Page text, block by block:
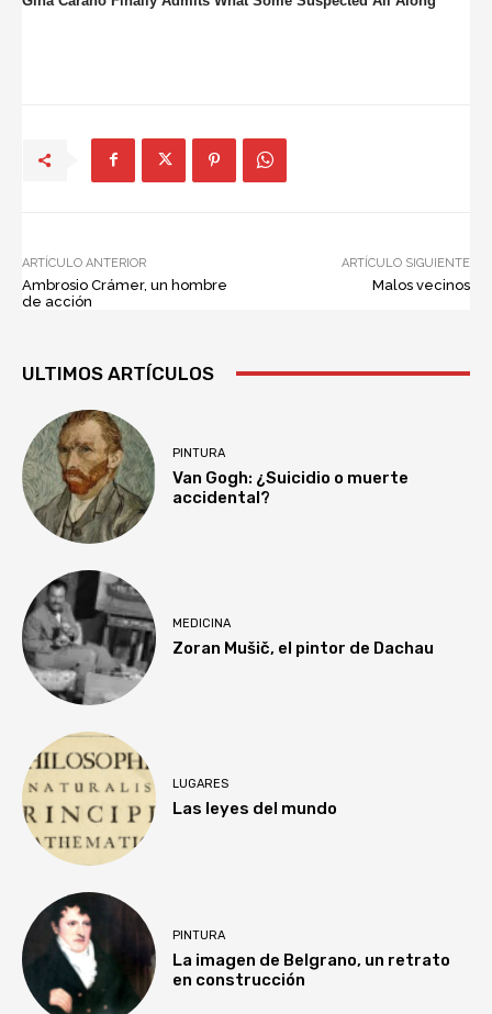
ARTÍCULO ANTERIOR
Ambrosio Crámer, un hombre
de acción
ARTÍCULO SIGUIENTE
Malos vecinos
ULTIMOS ARTÍCULOS
PINTURA
Van Gogh: ¿Suicidio o muerte
accidental?
MEDICINA
Zoran Mušič, el pintor de Dachau
LUGARES
Las leyes del mundo
PINTURA
La imagen de Belgrano, un retrato
en construcción